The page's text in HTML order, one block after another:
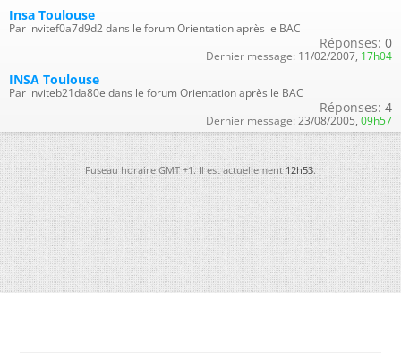
Insa Toulouse
Par invitef0a7d9d2 dans le forum Orientation après le BAC
Réponses: 0
Dernier message: 11/02/2007, 17h04
INSA Toulouse
Par inviteb21da80e dans le forum Orientation après le BAC
Réponses: 4
Dernier message: 23/08/2005, 09h57
Fuseau horaire GMT +1. Il est actuellement12h53.